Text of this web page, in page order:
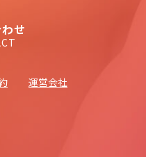
せ
運営会社